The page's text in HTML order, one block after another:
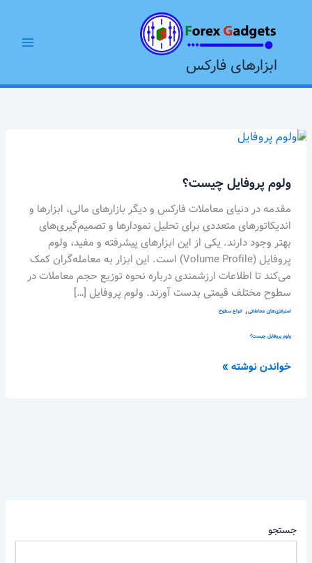
ابزارهای فارکس
Menu
جستجو
ولوم پروفایل چیست؟
مقدمه در دنیای معاملات فارکس و دیگر بازارهای مالی، ابزارها و
اندیکاتورهای متعددی برای تحلیل نمودارها و تصمیم‌گیری‌های
بهتر وجود دارند. یکی از این ابزارهای پیشرفته و مفید، ولوم
پروفایل (Volume Profile) است. این ابزار به معامله‌گران کمک
می‌کند تا اطلاعات ارزشمندی درباره نحوه توزیع حجم معاملات در
سطوح مختلف قیمتی بدست آورند. ولوم پروفایل […]
استراتژی‌های معاملاتی, انواع سطوح
ولوم پروفایل چیست؟
ولوم
خواندن نوشته »